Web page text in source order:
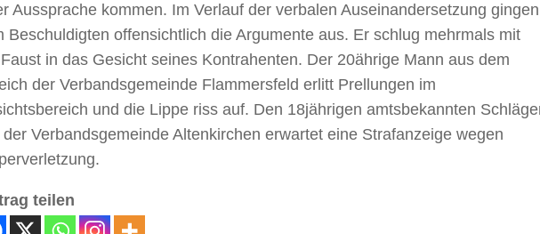
Aussprache kommen. Im Verlauf der verbalen Auseinandersetzung gingen
Beschuldigten offensichtlich die Argumente aus. Er schlug mehrmals mit
in das Gesicht seines Kontrahenten. Der 20ährige Mann aus dem
der Verbandsgemeinde Flammersfeld erlitt Prellungen im
und die Lippe riss auf. Den 18jährigen amtsbekannten
Verbandsgemeinde Altenkirchen erwartet eine Strafanzeige wegen
teilen